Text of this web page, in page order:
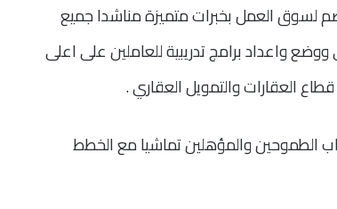
لسوق العمل بخبرات متميزة مناشدا جميع
ووضع واعداد برامج تدريبية للعاملين على اعلى
العقارات والتمويل العقاري .
الطموحين والمؤهلين تماشيا مع الخطط